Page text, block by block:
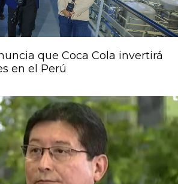
que Coca Cola invertirá
en el Perú